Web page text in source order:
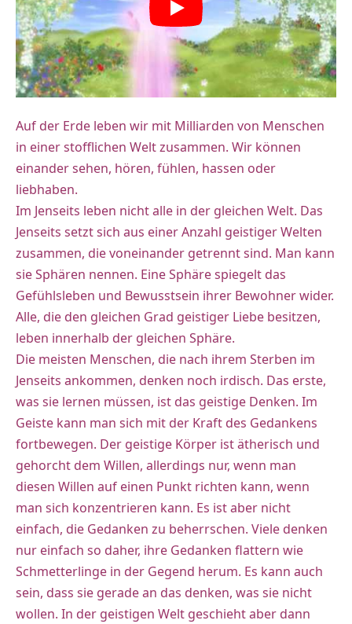
Auf der Erde leben wir mit Milliarden von Menschen
in einer stofflichen Welt zusammen. Wir können
einander sehen, hören, fühlen, hassen oder
liebhaben.
Im Jenseits leben nicht alle in der gleichen Welt. Das
Jenseits setzt sich aus einer Anzahl geistiger Welten
zusammen, die voneinander getrennt sind. Man kann
sie Sphären nennen. Eine Sphäre spiegelt das
Gefühlsleben und Bewusstsein ihrer Bewohner wider.
Alle, die den gleichen Grad geistiger Liebe besitzen,
leben innerhalb der gleichen Sphäre.
Die meisten Menschen, die nach ihrem Sterben im
Jenseits ankommen, denken noch irdisch. Das erste,
was sie lernen müssen, ist das geistige Denken. Im
Geiste kann man sich mit der Kraft des Gedankens
fortbewegen. Der geistige Körper ist ätherisch und
gehorcht dem Willen, allerdings nur, wenn man
diesen Willen auf einen Punkt richten kann, wenn
man sich konzentrieren kann. Es ist aber nicht
einfach, die Gedanken zu beherrschen. Viele denken
nur einfach so daher, ihre Gedanken flattern wie
Schmetterlinge in der Gegend herum. Es kann auch
sein, dass sie gerade an das denken, was sie nicht
wollen. In der geistigen Welt geschieht aber dann